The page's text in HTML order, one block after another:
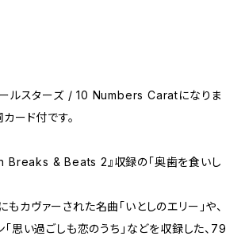
ールスターズ / 10 Numbers Caratになりま
ード付です。
& Beats 2』収録の「奥歯を食いし
カヴァーされた名曲「いとしのエリー」や、
「思い過ごしも恋のうち」などを収録した、79